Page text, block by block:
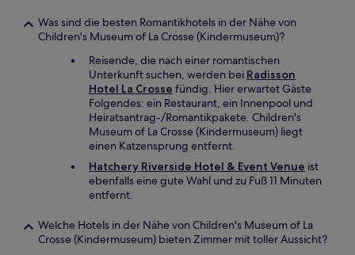
Was sind die besten Romantikhotels in der Nähe von
Children's Museum of La Crosse (Kindermuseum)?
Reisende, die nach einer romantischen
Unterkunft suchen, werden bei Radisson
Hotel La Crosse fündig. Hier erwartet Gäste
Folgendes: ein Restaurant, ein Innenpool und
Heiratsantrag-/Romantikpakete. Children's
Museum of La Crosse (Kindermuseum) liegt
einen Katzensprung entfernt.
Hatchery Riverside Hotel & Event Venue ist
ebenfalls eine gute Wahl und zu Fuß 11 Minuten
entfernt.
Welche Hotels in der Nähe von Children's Museum of La
Crosse (Kindermuseum) bieten Zimmer mit toller Aussicht?